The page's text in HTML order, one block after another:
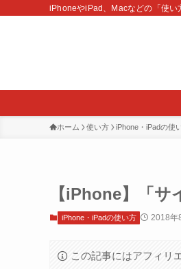
iPhoneやiPad、Macなどの「使い
ホーム 使い方 iPhone・iPadの使
【iPhone】「
iPhone・iPadの使い方 2018年
この記事にはアフィリ